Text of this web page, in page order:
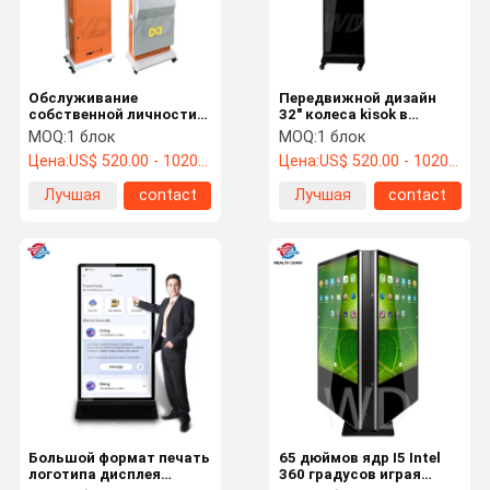
Дом Продукты
Путешестви
Е Фабрики
Передвижной дизайн
32" колеса kisok в
экране UHD 1080P
системы 350nits LCD
окон
MOQ:1 блок
Цена:US$ 520.00 - 1020.00 /pc
Лучшая
contact
Обслуживание
собственной личности
32 дюйма изготовления
на заказ цвета
акрилового ЛОГОТИПА
света СИД киоска
оранжевого
MOQ:1 блок
Цена:US$ 520.00 - 1020.00 /pc as per actual design
Лучшая
contact
65 дюймов ядр I5 Intel
360 градусов играя
Большой формат печать
логотипа дисплея